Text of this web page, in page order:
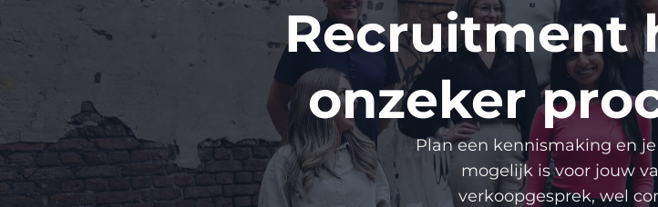
Recruitment
onzeker
Plan een kennismaking en
mogelijk is voor jouw
verkoopgesprek, wel